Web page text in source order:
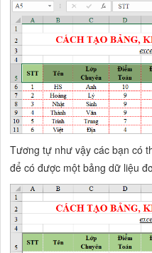
Tương tự như vậy các bạn có
để có được một bảng dữ liệu